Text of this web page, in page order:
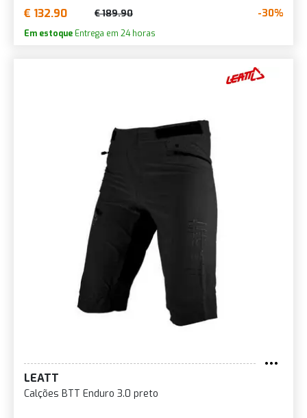
€ 132.90 € 189.90 -30%
Em estoque Entrega em 24 horas
LEATT
Calções BTT Enduro 3.0 preto